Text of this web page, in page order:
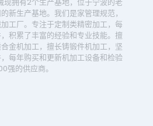
新生产基地。我们是家管理规范，
工厂。专注于定制类精密加工，每
积累了丰富的经验和专业技能。擅
金机加工，擅长铸锻件机加工，坚
每年购买和更新机加工设备和检验
强的供应商。